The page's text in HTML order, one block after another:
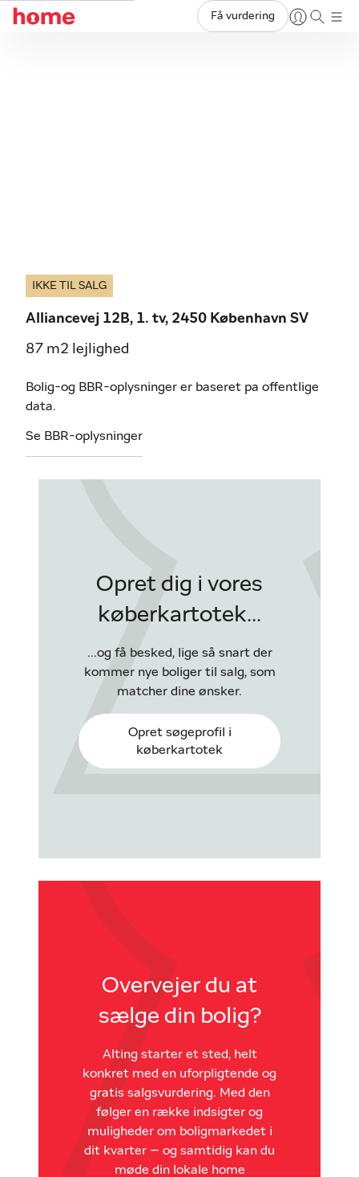
Få vurdering
IKKE TIL SALG
Alliancevej 12B, 1. tv, 2450 København SV
87 m2 lejlighed
Bolig-og BBR-oplysninger er baseret pa offentlige
data.
Se BBR-oplysninger
Opret dig i vores
køberkartotek...
...og få besked, lige så snart der
kommer nye boliger til salg, som
matcher dine ønsker.
Opret søgeprofil i
køberkartotek
Overvejer du at
sælge din bolig?
Alting starter et sted, helt
konkret med en uforpligtende og
gratis salgsvurdering. Med den
følger en række indsigter og
muligheder om boligmarkedet i
dit kvarter – og samtidig kan du
møde din lokale home